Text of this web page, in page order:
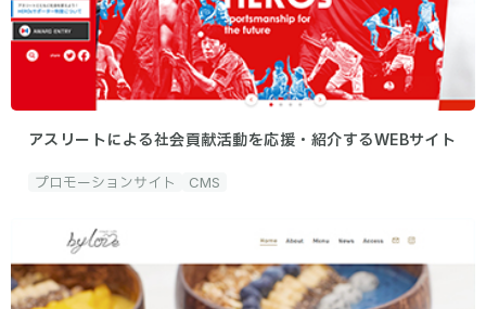
アスリートによる社会貢献活動を応援・紹介するWEBサイト
プロモーションサイト CMS